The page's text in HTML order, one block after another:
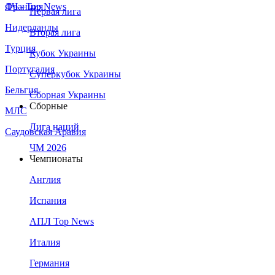
Франция
Нидерланды
Турция
Португалия
Бельгия
МЛС
Саудовская Аравия
ЛЧ - Top News
Первая лига
Вторая лига
Кубок Украины
Суперкубок Украины
Сборная Украины
Сборные
Лига наций
ЧМ 2026
Чемпионаты
Англия
Испания
АПЛ Top News
Италия
Германия